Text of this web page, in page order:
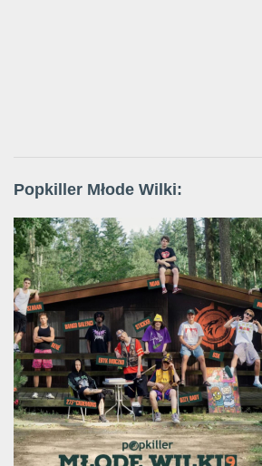
Popkiller Młode Wilki: